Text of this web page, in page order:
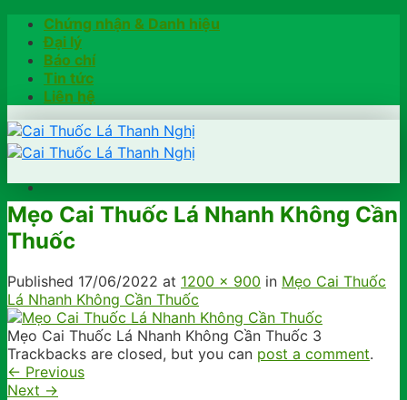
Skip
content
Chứng nhận & Danh hiệu
Đại lý
Báo chí
Tin tức
Liên hệ
Trang chủ
Hướng dẫn
Kiểm tra chính hãng
Đặt hàng
Hotline: 0902791922
Mẹo Cai Thuốc Lá Nhanh Không Cần
Thuốc
Published 17/06/2022 at 1200 × 900 in Mẹo Cai Thuốc
Lá Nhanh Không Cần Thuốc
Mẹo Cai Thuốc Lá Nhanh Không Cần Thuốc 3
Trackbacks are closed, but you can post a comment.
← Previous
Next →